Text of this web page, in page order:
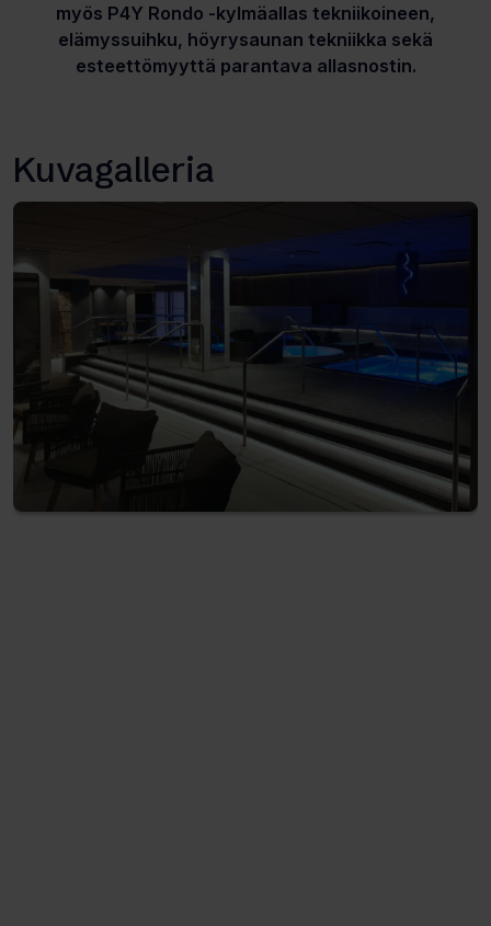
myös P4Y Rondo -kylmäallas tekniikoineen,
elämyssuihku, höyrysaunan tekniikka sekä
esteettömyyttä parantava allasnostin.
Kuvagalleria